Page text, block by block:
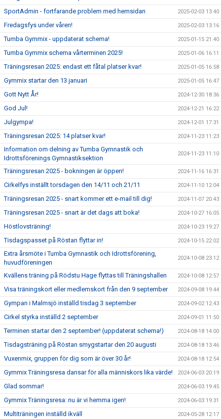
SportAdmin - fortfarande problem med hemsidan 2025-02-03 13:40
Fredagsfys under våren! 2025-02-03 13:16
Tumba Gymmix - uppdaterat schema! 2025-01-15 21:40
Tumba Gymmix schema vårterminen 2025! 2025-01-06 16:11
Träningsresan 2025: endast ett fåtal platser kvar! 2025-01-05 16:58
Gymmix startar den 13 januari 2025-01-05 16:47
Gott Nytt År! 2024-12-30 18:36
God Jul! 2024-12-21 16:22
Julgympa! 2024-12-01 17:31
Träningsresan 2025: 14 platser kvar! 2024-11-23 11:23
Information om delning av Tumba Gymnastik och
Idrottsförenings Gymnastiksektion
2024-11-23 11:10
Träningsresan 2025 - bokningen är öppen! 2024-11-16 16:31
Cirkelfys inställt torsdagen den 14/11 och 21/11 2024-11-10 12:04
Träningsresan 2025 - snart kommer ett e-mail till dig! 2024-11-07 20:43
Träningsresan 2025 - snart är det dags att boka! 2024-10-27 16:05
Höstlovsträning! 2024-10-23 19:27
Tisdagspasset på Röstan flyttar in! 2024-10-15 22:02
Extra årsmöte i Tumba Gymnastik och Idrottsförening,
huvudföreningen
2024-10-08 23:12
Kvällens träning på Rödstu Hage flyttas till Träningshallen 2024-10-08 12:57
Visa träningskort eller medlemskort från den 9 september 2024-09-08 19:44
Gympan i Malmsjö inställd tisdag 3 september 2024-09-02 12:43
Cirkel styrka inställd 2 september 2024-09-01 11:50
Terminen startar den 2 september! (uppdaterat schema!) 2024-08-18 14:00
Tisdagsträning på Röstan smygstartar den 20 augusti 2024-08-18 13:46
Vuxenmix, gruppen för dig som är över 30 år! 2024-08-18 12:54
Gymmix Träningsresa dansar för alla människors lika värde! 2024-06-03 20:19
Glad sommar! 2024-06-03 19:45
Gymmix Träningsresa: nu är vi hemma igen! 2024-06-03 19:31
Multiträningen inställd ikväll 2024-05-28 12:17